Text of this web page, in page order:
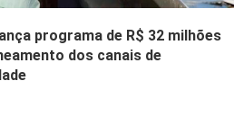
programa de R$ 32 milhões
dos canais de